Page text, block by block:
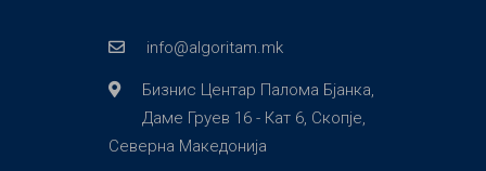
info@algoritam.mk
Бизнис Центар Палома Бјанка,
Даме Груев 16 - Кат 6, Скопје,
Северна Македонија